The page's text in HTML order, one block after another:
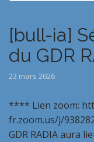
[bull-ia]
du GDR
23 mars 2026
**** Lien zoom:
fr.zoom.us/j/
GDR RADIA aura